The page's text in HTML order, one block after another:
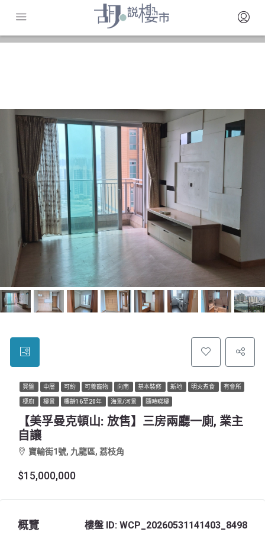
買盤 中層 可約 可養寵物 向南 基本裝修 新地 明火煮食 有會所
梗廚 樓景 樓齡16至20年 海景/河景 隨時睇樓
【美孚曼克頓山: 放售】三房兩廳一廁, 業主
自讓
寶輪街1號, 九龍區, 荔枝角
$15,000,000
概覽 樓盤 ID: WCP_20260531141403_8498